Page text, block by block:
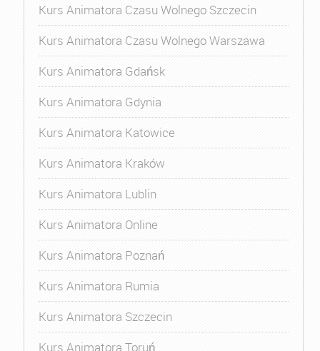
Kurs Animatora Czasu Wolnego Szczecin
Kurs Animatora Czasu Wolnego Warszawa
Kurs Animatora Gdańsk
Kurs Animatora Gdynia
Kurs Animatora Katowice
Kurs Animatora Kraków
Kurs Animatora Lublin
Kurs Animatora Online
Kurs Animatora Poznań
Kurs Animatora Rumia
Kurs Animatora Szczecin
Kurs Animatora Toruń